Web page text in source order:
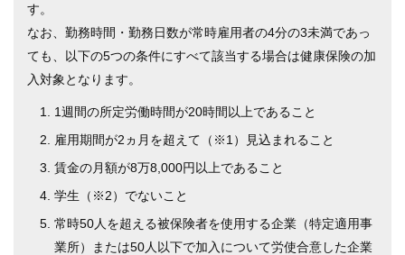
す。
なお、勤務時間・勤務日数が常時雇用者の4分の3未満であっ
ても、以下の5つの条件にすべて該当する場合は健康保険の加
入対象となります。
1週間の所定労働時間が20時間以上であること
雇用期間が2ヵ月を超えて（※1）見込まれること
賃金の月額が8万8,000円以上であること
学生（※2）でないこと
常時50人を超える被保険者を使用する企業（特定適用事
業所）または50人以下で加入について労使合意した企業